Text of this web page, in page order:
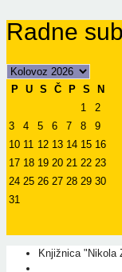
Radne
P U S Č P S
N
1
2
3
4 5 6 7 8
9
10 11 12 13 14 15 16
17 18 19 20 21 22 23
24 25 26 27 28 29 30
31
Knjižnica "Nikola